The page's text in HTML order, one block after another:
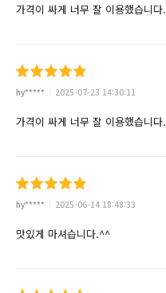
가격이 싸게 너무 잘 이용했습니다.
hy***** 2025-07-23 14:30:11
가격이 싸게 너무 잘 이용했습니다.
hy***** 2025-06-14 18:48:33
맛있게 마셔습니다.^^